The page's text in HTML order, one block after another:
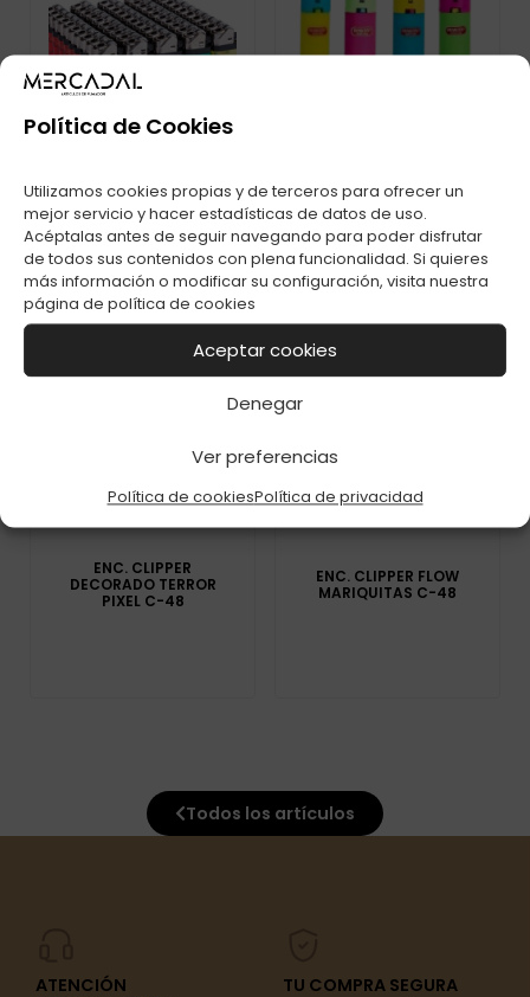
Política de Cookies
Utilizamos cookies propias y de terceros para ofrecer un
mejor servicio y hacer estadísticas de datos de uso.
Acéptalas antes de seguir navegando para poder disfrutar
de todos sus contenidos con plena funcionalidad. Si quieres
más información o modificar su configuración, visita nuestra
página de política de cookies
Aceptar cookies
Denegar
Ver preferencias
Política de cookiesPolítica de privacidad
ENC. TRANSP.
ECONOMICOS C-50
ENC. RASTA
BUBBLE GUM C-48
ENC. CLIPPER
DECORADO TERROR
PIXEL C-48
ENC. CLIPPER FLOW
MARIQUITAS C-48
Todos los artículos
ATENCIÓN
TU COMPRA SEGURA